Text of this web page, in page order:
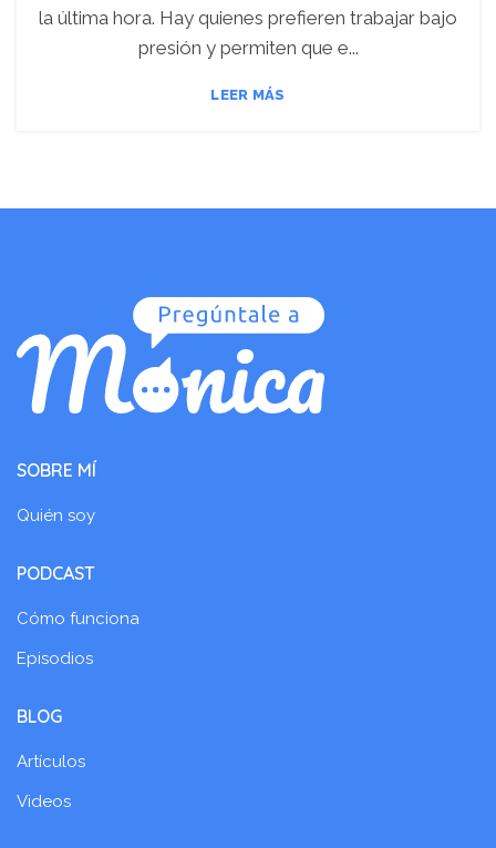
la última hora. Hay quienes prefieren trabajar bajo
presión y permiten que e...
LEER MÁS
SOBRE MÍ
Quién soy
PODCAST
Cómo funciona
Episodios
BLOG
Artículos
Videos